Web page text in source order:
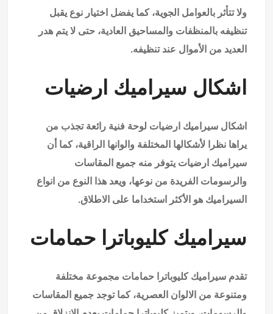
ولا تتأثر بالعوامل الجوية، كما يفضل اختيار نوع يقبل
تنظيفه بالمنظفات والمساحيق العادية، حتى لا يتم هدر
العديد من الأموال عند تنظيفه.
اشكال سيراميك ارضيات
اشكال سيراميك ارضيات لوحة فنية رائعة تجذب من
يراها نظرا لأشكالها المختلفة والوانها الراقية، كما أن
سيراميك ارضيات يتوفر منه جميع المقاسات
والرسومات الفريدة من نوعها، ويعد هذا النوع من انواع
السيراميك هو الأكثر استخداما على الاطلاق.
سيراميك كليوباترا حمامات
تقدم سيراميك كليوباترا حمامات مجموعة مختلفة
ومتنوعة من الالوان العصرية، كما توجد جميع المقاسات